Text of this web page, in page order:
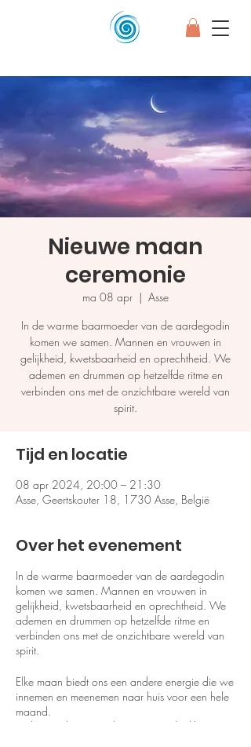
Nieuwe maan
ceremonie
ma 08 apr
  |
Asse
In de warme baarmoeder van de aardegodin
komen we samen. Mannen en vrouwen in
gelijkheid, kwetsbaarheid en oprechtheid. We
ademen en drummen op hetzelfde ritme en
verbinden ons met de onzichtbare wereld van
spirit.
Tijd en locatie
08 apr 2024, 20:00 – 21:30
Asse, Geertskouter 18, 1730 Asse, België
Over het evenement
In de warme baarmoeder van de aardegodin
komen we samen. Mannen en vrouwen in
gelijkheid, kwetsbaarheid en oprechtheid. We
ademen en drummen op hetzelfde ritme en
verbinden ons met de onzichtbare wereld van
spirit.
Elke maan biedt ons een andere energie die we
innemen en meenemen naar huis voor een hele
maand.
Gekoesterd, gewiegd en met een dankbaar